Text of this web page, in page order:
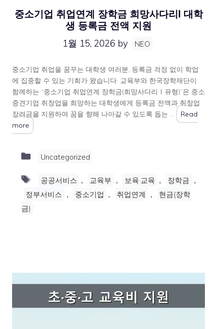
중소기업 취업연계 장학금 희망사다리I 대학
생 등록금 전액 지원
1월 15, 2026 by NEO
중소기업 취업을 꿈꾸는 대학생 여러분, 등록금 걱정 없이 학업
에 집중할 수 있는 기회가 왔습니다. 교육부와 한국장학재단이
함께하는 “중소기업 취업연계 장학금(희망사다리Ⅰ유형)”은 중소
중견기업 취창업을 희망하는 대학생에게 등록금 전액과 취창업
장려금을 지원하여 꿈을 향해 나아갈 수 있도록 돕는 …
Read
more
Categories
Uncategorized
Tags
공공서비스 , 교육부 , 보육·교육 , 장학금 ,
정부서비스 , 중소기업 , 취업연계 ,
현금(장학
금)